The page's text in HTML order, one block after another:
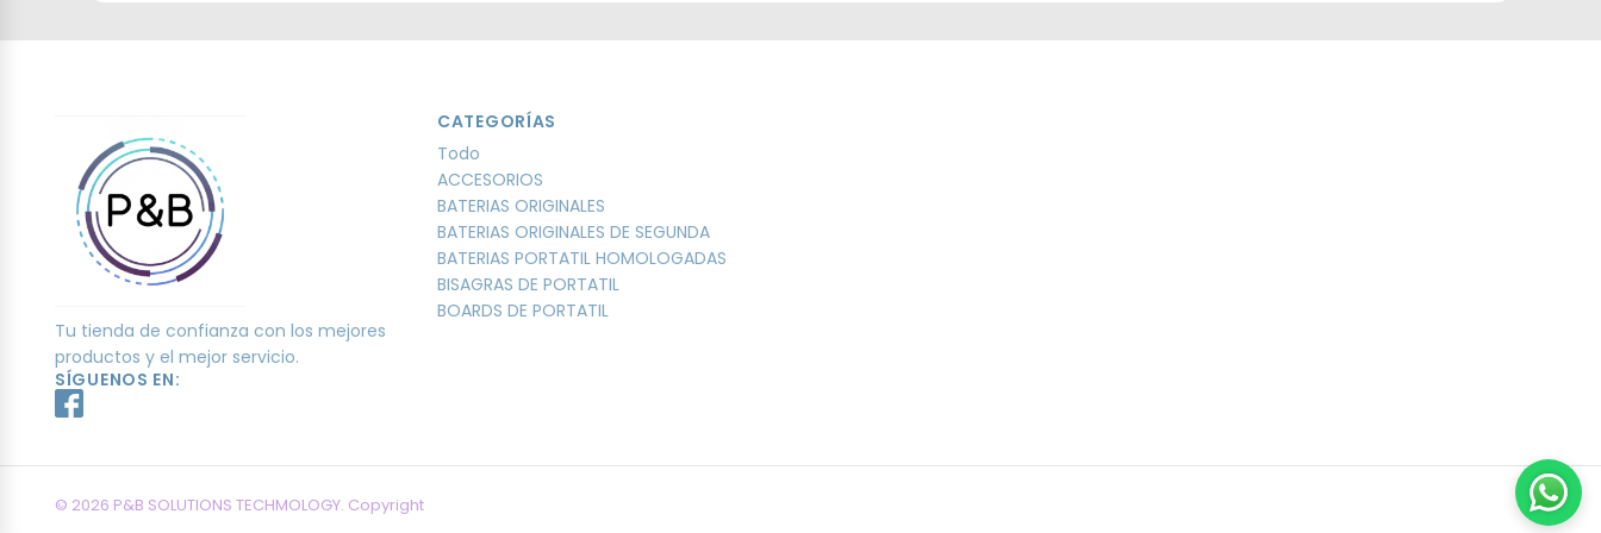
Tu tienda de confianza con los mejores
productos y el mejor servicio.
SÍGUENOS EN:
CATEGORÍAS
Todo
ACCESORIOS
BATERIAS ORIGINALES
BATERIAS ORIGINALES DE SEGUNDA
BATERIAS PORTATIL HOMOLOGADAS
BISAGRAS DE PORTATIL
BOARDS DE PORTATIL
© 2026 P&B SOLUTIONS TECHMOLOGY. Copyright